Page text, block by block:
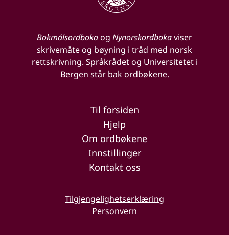
Bokmålsordbokaog Nynorskordbokaviser
skrivemåte og bøyning i tråd med norsk
rettskrivning. Språkrådet og Universitetet i
Bergen står bak ordbøkene.
Til forsiden
Hjelp
Om ordbøkene
Innstillinger
Kontakt oss
Tilgjengelighetserklæring
Personvern